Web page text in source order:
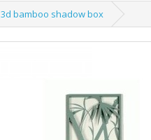
3d bamboo shadow box